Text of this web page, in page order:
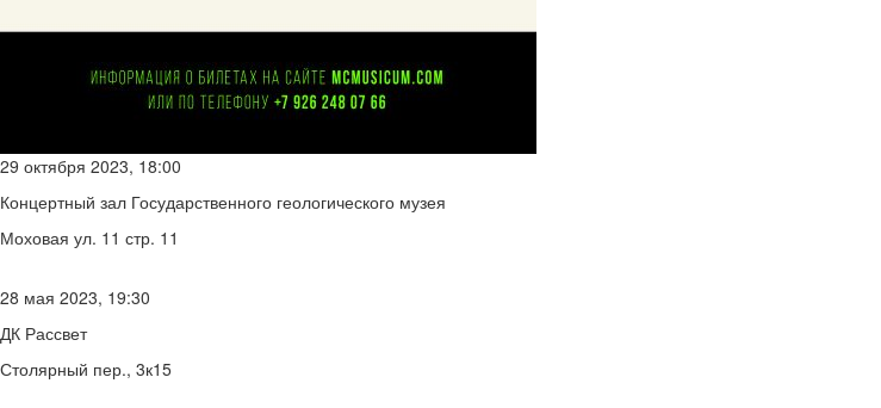
29 октября 2023, 18:00
Концертный зал Государственного геологического музея
Моховая ул. 11 стр. 11
28 мая 2023, 19:30
ДК Рассвет
Столярный пер., 3к15